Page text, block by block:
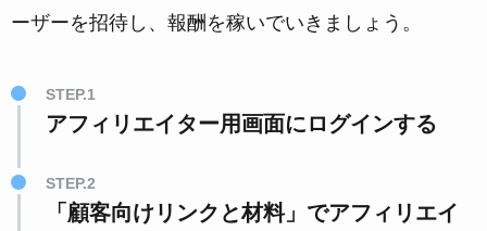
ーザーを招待し、報酬を稼いでいきましょう。
STEP.1
アフィリエイター用画面にログインする
STEP.2
「顧客向けリンクと材料」でアフィリエイ